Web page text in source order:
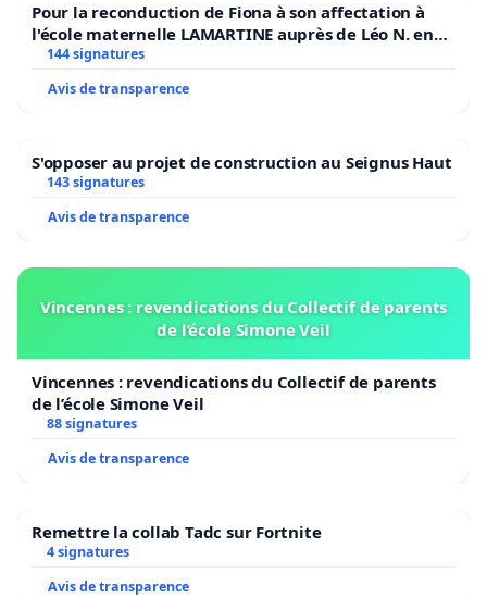
Pour la reconduction de Fiona à son affectation à
l'école maternelle LAMARTINE auprès de Léo N. en
2026/2027
144 signatures
Avis de transparence
S'opposer au projet de construction au Seignus Haut
143 signatures
Avis de transparence
Vincennes : revendications du Collectif de parents
de l’école Simone Veil
Vincennes : revendications du Collectif de parents
de l’école Simone Veil
88 signatures
Avis de transparence
Remettre la collab Tadc sur Fortnite
4 signatures
Avis de transparence